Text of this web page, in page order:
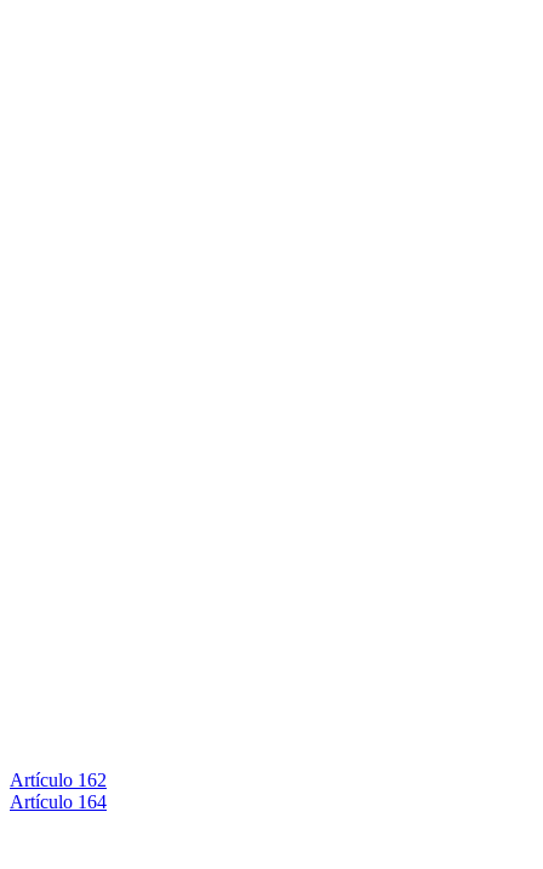
Artículo 162
Artículo 164